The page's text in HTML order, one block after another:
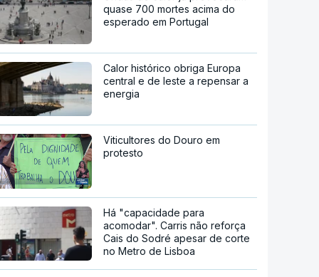
quase 700 mortes acima do
esperado em Portugal
Calor histórico obriga Europa
central e de leste a repensar a
energia
Viticultores do Douro em
protesto
Há "capacidade para
acomodar". Carris não reforça
Cais do Sodré apesar de corte
no Metro de Lisboa